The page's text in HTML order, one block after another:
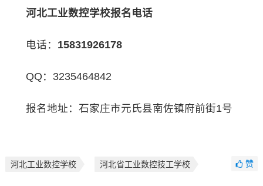
河北工业数控学校报名电话
电话： 15831926178
QQ：3235464842
报名地址：石家庄市元氏县南佐镇府前街1号
河北工业数控学校 河北省工业数控技工学校 赞